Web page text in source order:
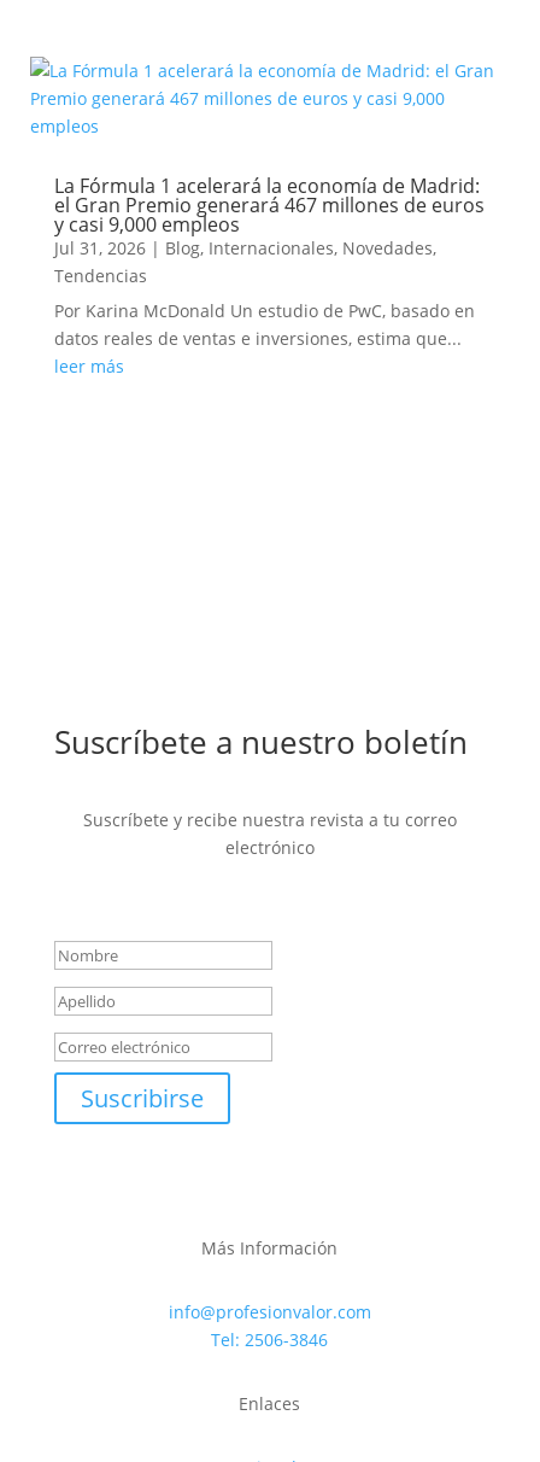
La Fórmula 1 acelerará la economía de Madrid:
el Gran Premio generará 467 millones de euros
y casi 9,000 empleos
Jul 31, 2026| Blog, Internacionales, Novedades,
Tendencias
Por Karina McDonald Un estudio de PwC, basado en
datos reales de ventas e inversiones, estima que...
leer más
Suscríbete a nuestro boletín
Suscríbete y recibe nuestra revista a tu correo
electrónico
Suscribirse
Más Información
info@profesionvalor.com
Tel: 2506-3846
Enlaces